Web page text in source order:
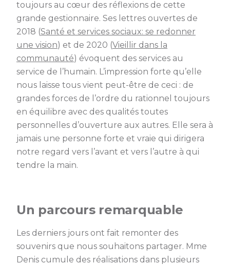
toujours au cœur des réflexions de cette
grande gestionnaire. Ses lettres ouvertes de
2018 (Santé et services sociaux: se redonner
une vision) et de 2020 (Vieillir dans la
communauté) évoquent des services au
service de l’humain. L’impression forte qu’elle
nous laisse tous vient peut-être de ceci : de
grandes forces de l’ordre du rationnel toujours
en équilibre avec des qualités toutes
personnelles d’ouverture aux autres. Elle sera à
jamais une personne forte et vraie qui dirigera
notre regard vers l’avant et vers l’autre à qui
tendre la main.
Un parcours remarquable
Les derniers jours ont fait remonter des
souvenirs que nous souhaitons partager. Mme
Denis cumule des réalisations dans plusieurs